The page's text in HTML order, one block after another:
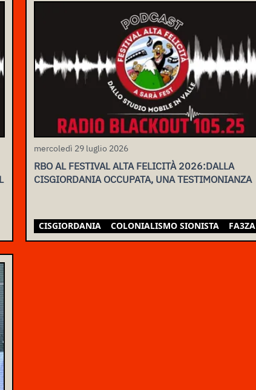
mercoledì 29 luglio 2026
RBO AL FESTIVAL ALTA FELICITÀ 2026:DALLA
CISGIORDANIA OCCUPATA, UNA TESTIMONIANZA
CISGIORDANIA COLONIALISMO SIONISTA FA3ZA